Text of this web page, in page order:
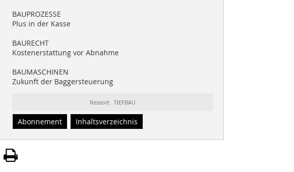
BAUPROZESSE
Plus in der Kasse
BAURECHT
Kostenerstattung vor Abnahme
BAUMASCHINEN
Zukunft der Baggersteuerung
Ressort: TIEFBAU
Abonnement Inhaltsverzeichnis